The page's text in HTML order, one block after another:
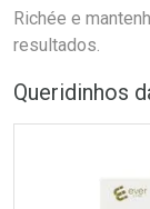
Richée e
resultados.
Queridinhos